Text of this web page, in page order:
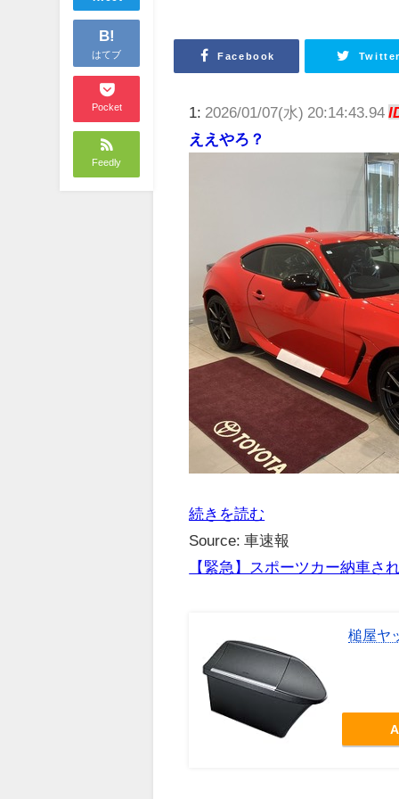
B!
はてブ
Pocket
Feedly
Facebook
1: 2026/01/07(水) 20:14:43.94
ええやろ？
続きを読む
Source: 車速報
【緊急】スポーツカー納車さ
槌屋ヤ